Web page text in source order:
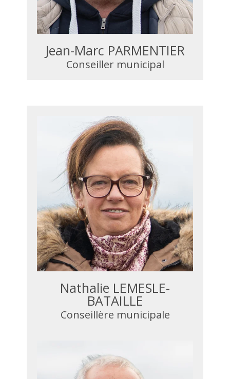
Jean-Marc PARMENTIER
Conseiller municipal
Nathalie LEMESLE-
BATAILLE
Conseillère municipale